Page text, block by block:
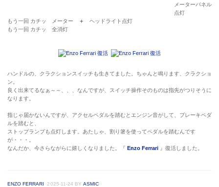
メーターパネル
点灯
もう一回 カチッ メーター
＋
ヘッドライト点灯
もう一回 カチッ 全消灯
ハンドルの、クラクションスイッチも生きてました。ちゃんと鳴ります、クラクショ
ン。
良く出来てるなぁ～～、、、なんですが、スイッチ操作そのものは指先がつりそうに
なります。
指じゃ届かないんですが、アクセルペダルを踏むとエンジン音がして、ブレーキペダ
ルを踏むと、
ストップランプも点灯します。あたしゃ、割り箸を使ってペダルを踏むんです
が・・・。
なんだか、今さらながらに嬉しくなりました。『 Enzo Ferrari 』復活しました。
ENZO FERRARI 2025-11-24 BYASMIC